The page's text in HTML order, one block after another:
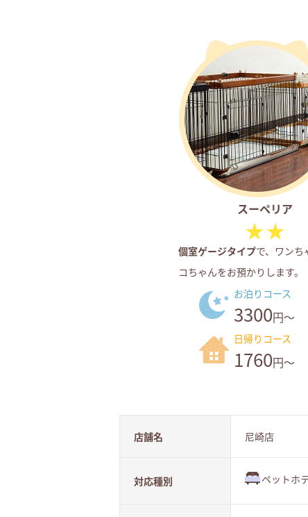
スーペリア
個室ゲージタイプで、ワンち
コちゃんをお預かりします。
お泊りコース
3300円～
日帰りコース
1760円～
店舗名 尼崎店
対応種別 ペットホ